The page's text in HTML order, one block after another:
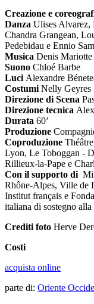
Creazione e
Danza Ulises Alvarez,
Chandra Grangean,
Pedebidau e Ennio
Musica Denis Mariotte
Suono Chloé Barbe
Luci Alexandre
Costumi Nelly Geyres
Direzione di Scena
Direzione tecnica
Durata 60’
Produzione
Coproduzione
Lyon, Le Toboggan -
Rillieux-la-Pape e
Con il supporto di
Rhône-Alpes, Ville de
Institut français e
italiana di sostegno
Crediti foto Herve
Costi
acquista online
parte di: Oriente